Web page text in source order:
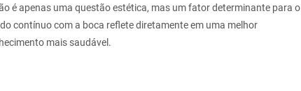
é apenas uma questão estética, mas um fator determinante para o
contínuo com a boca reflete diretamente em uma melhor
mais saudável.